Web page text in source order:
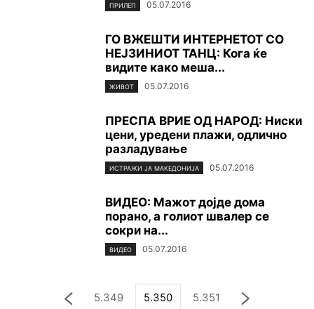
ПРИЛЕП 05.07.2016
ГО ВЖЕШТИ ИНТЕРНЕТОТ СО
НЕЈЗИНИОТ ТАНЦ: Кога ќе
видите како меша...
ЖИВОТ 05.07.2016
ПРЕСПА ВРИЕ ОД НАРОД: Ниски
цени, уредени плажи, одлично
разладување
ИСТРАЖИ ЈА МАКЕДОНИЈА 05.07.2016
ВИДЕО: Мажот дојде дома
порано, а голиот швалер се
сокри на...
ВИДЕО 05.07.2016
5.349 5.350 5.351